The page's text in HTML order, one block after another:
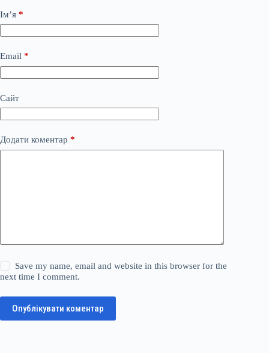
Ім’я *
Email *
Сайт
Додати коментар *
Save my name, email and website in this browser for the
next time I comment.
Опублікувати коментар